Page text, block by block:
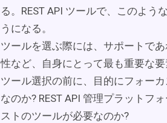
る。REST API ツールで、このよう
うになる。
ツールを選ぶ際には、サポートで
性など、自身にとって最も重要な要
ツール選択の前に、目的にフォー
なのか? REST API 管理プラットフ
ストのツールが必要なのか?